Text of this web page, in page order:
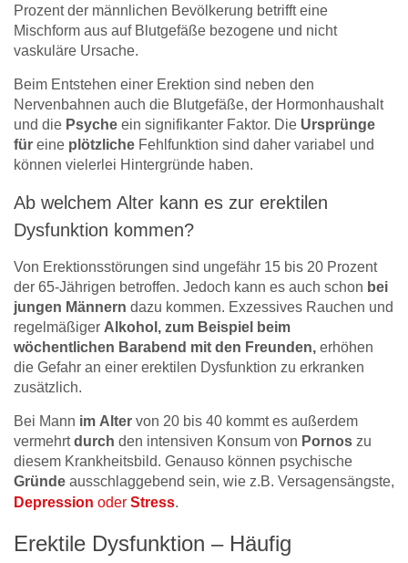
Prozent der männlichen Bevölkerung betrifft eine
Mischform aus auf Blutgefäße bezogene und nicht
vaskuläre Ursache.
Beim Entstehen einer Erektion sind neben den
Nervenbahnen auch die Blutgefäße, der Hormonhaushalt
und die Psyche ein signifikanter Faktor. Die Ursprünge
für eine plötzliche Fehlfunktion sind daher variabel und
können vielerlei Hintergründe haben.
Ab welchem Alter kann es zur erektilen
Dysfunktion kommen?
Von Erektionsstörungen sind ungefähr 15 bis 20 Prozent
der 65-Jährigen betroffen. Jedoch kann es auch schon bei
jungen Männern dazu kommen. Exzessives Rauchen und
regelmäßiger Alkohol, zum Beispiel beim
wöchentlichen Barabend mit den Freunden, erhöhen
die Gefahr an einer erektilen Dysfunktion zu erkranken
zusätzlich.
Bei Mann im Alter von 20 bis 40 kommt es außerdem
vermehrtdurch den intensiven Konsum von Pornos zu
diesem Krankheitsbild. Genauso können psychische
Gründe ausschlaggebend sein, wie z.B. Versagensängste,
Depression oder Stress.
Erektile Dysfunktion – Häufig